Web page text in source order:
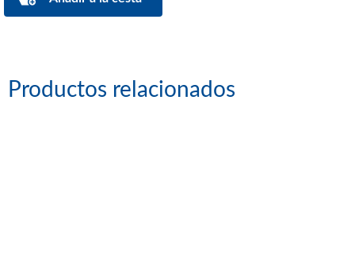
Productos relacionados